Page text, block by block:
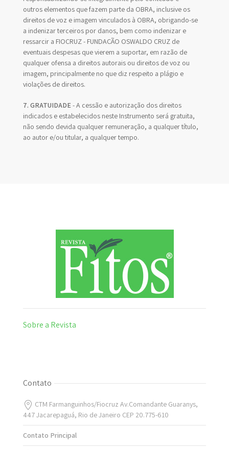
outros elementos que fazem parte da OBRA, inclusive os
direitos de voz e imagem vinculados à OBRA, obrigando-se
a indenizar terceiros por danos, bem como indenizar e
ressarcir a FIOCRUZ - FUNDAÇÃO OSWALDO CRUZ de
eventuais despesas que vierem a suportar, em razão de
qualquer ofensa a direitos autorais ou direitos de voz ou
imagem, principalmente no que diz respeito a plágio e
violações de direitos.
7. GRATUIDADE- A cessão e autorização dos direitos
indicados e estabelecidos neste Instrumento será gratuita,
não sendo devida qualquer remuneração, a qualquer título,
ao autor e/ou titular, a qualquer tempo.
Sobre a Revista
Contato
CTM Farmanguinhos/Fiocruz Av.Comandante Guaranys,
447 Jacarepaguá, Rio de Janeiro CEP 20.775-610
Contato Principal